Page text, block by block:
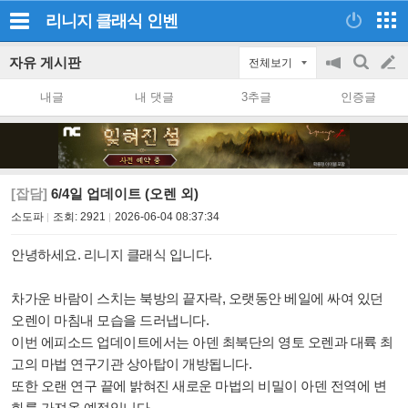
리니지 클래식 인벤
자유 게시판 전체보기
공
on/off
검
색
글
쓰
내글 내 댓글 3추글 인증글
[잡담] 6/4일 업데이트 (오렌 외)
소도파 조회: 2921 2026-06-04 08:37:34
안녕하세요. 리니지 클래식 입니다.
차가운 바람이 스치는 북방의 끝자락, 오랫동안 베일에 싸여 있던
오렌이 마침내 모습을 드러냅니다.
이번 에피소드 업데이트에서는 아덴 최북단의 영토 오렌과 대륙 최
고의 마법 연구기관 상아탑이 개방됩니다.
또한 오랜 연구 끝에 밝혀진 새로운 마법의 비밀이 아덴 전역에 변